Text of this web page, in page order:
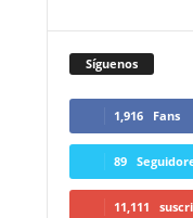
Síguenos
1,916 Fans
89
11,111